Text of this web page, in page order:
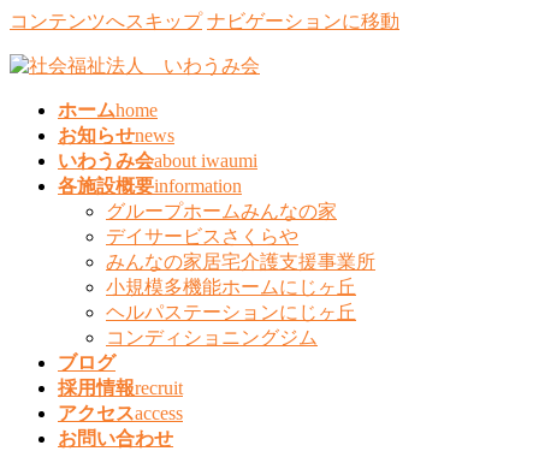
コンテンツへスキップ ナビゲーションに移動
ホームhome
お知らせnews
いわうみ会about iwaumi
各施設概要information
グループホームみんなの家
デイサービスさくらや
みんなの家居宅介護支援事業所
小規模多機能ホームにじヶ丘
ヘルパステーションにじヶ丘
コンディショニングジム
ブログ
採用情報recruit
アクセスaccess
お問い合わせ